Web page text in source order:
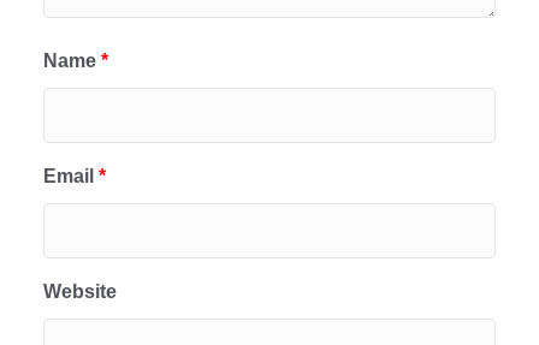
Name *
Email *
Website